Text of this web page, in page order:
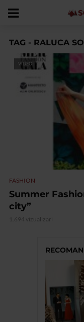
TAG - RALUCA
VIDEO
FASHION
Summer
city”
1.694 vizualizari